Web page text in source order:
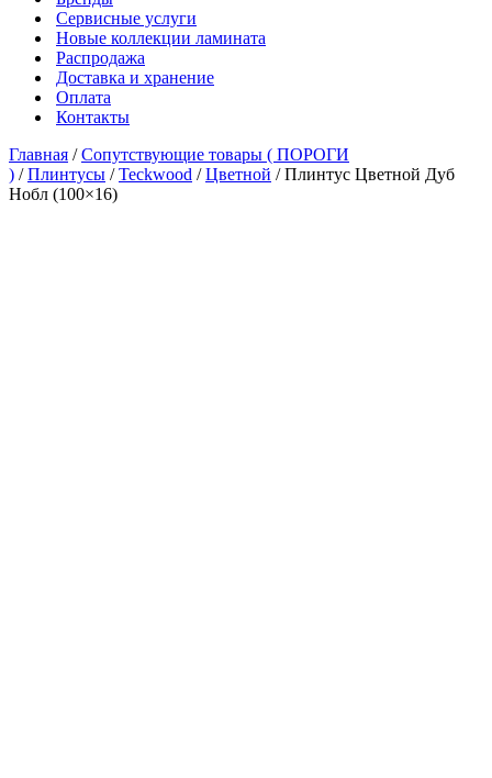
Сервисные услуги
Новые коллекции ламината
Распродажа
Доставка и хранение
Оплата
Контакты
Главная /Сопутствующие товары ( ПОРОГИ
) /Плинтусы /Teckwood /Цветной / Плинтус Цветной Дуб
Нобл (100×16)